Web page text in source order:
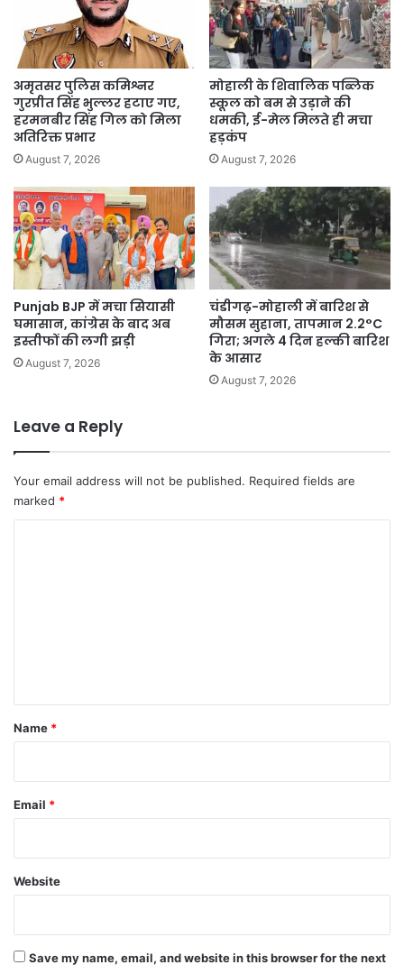
अमृतसर पुलिस कमिश्नर
गुरप्रीत सिंह भुल्लर हटाए गए,
हरमनबीर सिंह गिल को मिला
अतिरिक्त प्रभार
August 7, 2026
मोहाली के शिवालिक पब्लिक
स्कूल को बम से उड़ाने की
धमकी, ई-मेल मिलते ही मचा
हड़कंप
August 7, 2026
Punjab BJP में मचा सियासी
घमासान, कांग्रेस के बाद अब
इस्तीफों की लगी झड़ी
August 7, 2026
चंडीगढ़-मोहाली में बारिश से
मौसम सुहाना, तापमान 2.2°C
गिरा; अगले 4 दिन हल्की बारिश
के आसार
August 7, 2026
Leave a Reply
Your email address will not be published. Required fields are
marked *
*
Name *
Email *
Website
Save my name, email, and website in this browser for the next